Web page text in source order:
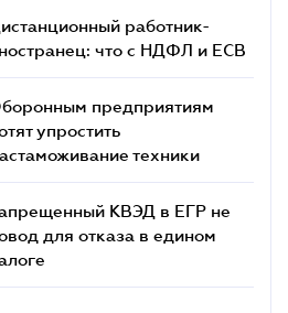
работник-
что с НДФЛ и ЕСВ
предприятиям
упростить
техники
КВЭД в ЕГР не
для отказа в едином